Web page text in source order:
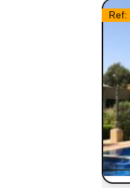
Ref: